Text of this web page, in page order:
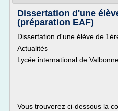
Dissertation d'une
(préparation EAF)
Dissertation d'une élève de
Actualités
Lycée international de
Vous trouverez ci-dessous la